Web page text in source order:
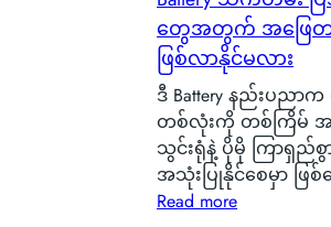
င်
ငံ
G
l
a
s
g
o
တွေအတွက် အဖြေ
ဖြစ်လာနိုင်မလား
ဒီ Battery နည်းပညာက
တစ်လုံးကို တစ်ကြိမ် အ
သွင်းရုံနဲ့ ပိုမို ကြာရှည်စွ
အသုံးပြုနိုင်စေမှာ ဖြစ်
Read more: